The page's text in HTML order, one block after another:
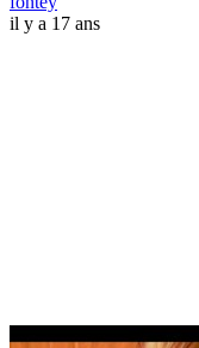
il y a 17 ans